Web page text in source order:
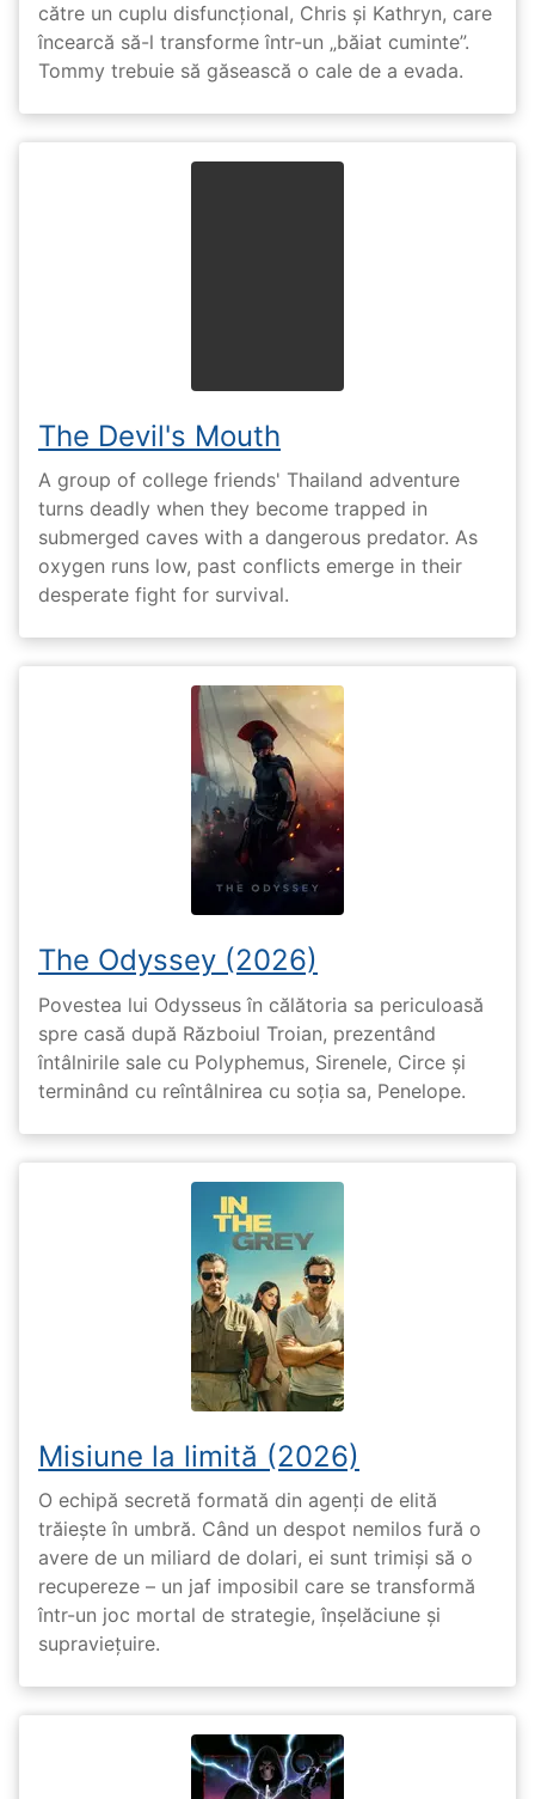
către un cuplu disfuncțional, Chris și Kathryn, care
încearcă să-l transforme într-un „băiat cuminte”.
Tommy trebuie să găsească o cale de a evada.
The Devil's Mouth
A group of college friends' Thailand adventure
turns deadly when they become trapped in
submerged caves with a dangerous predator. As
oxygen runs low, past conflicts emerge in their
desperate fight for survival.
The Odyssey (2026)
Povestea lui Odysseus în călătoria sa periculoasă
spre casă după Războiul Troian, prezentând
întâlnirile sale cu Polyphemus, Sirenele, Circe și
terminând cu reîntâlnirea cu soția sa, Penelope.
Misiune la limită (2026)
O echipă secretă formată din agenți de elită
trăiește în umbră. Când un despot nemilos fură o
avere de un miliard de dolari, ei sunt trimiși să o
recupereze – un jaf imposibil care se transformă
într-un joc mortal de strategie, înșelăciune și
supraviețuire.